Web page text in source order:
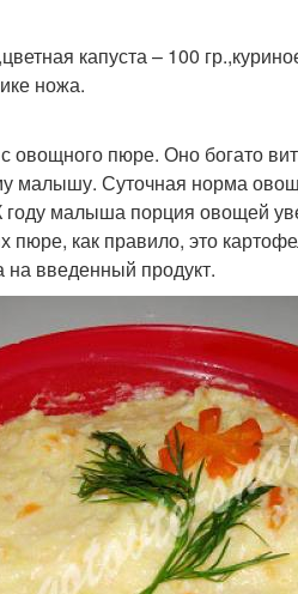
капуста – 100
ножа.
овощного пюре. Оно богато
малышу. Суточная норма
малыша порция овощей
как правило, это
введенный продукт.